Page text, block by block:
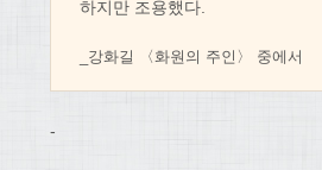
하지만 조용했다.
_강화길 〈화원의 주인〉 중에서
-